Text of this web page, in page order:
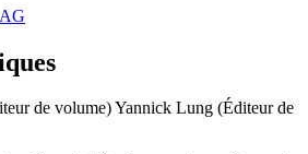
de volume)Yannick Lung (Éditeur de